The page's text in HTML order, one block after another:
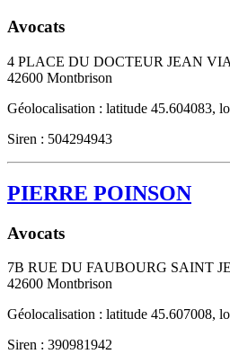
Avocats
4 PLACE DU DOCTEUR JEAN
42600 Montbrison
Géolocalisation : latitude 45.604083,
Siren : 504294943
PIERRE POINSON
Avocats
7B RUE DU FAUBOURG SAINT
42600 Montbrison
Géolocalisation : latitude 45.607008,
Siren : 390981942